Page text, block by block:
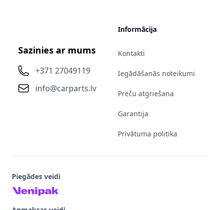
Sazinies ar mums
+371 27049119
info@carparts.lv
Informācija
Kontakti
Iegādāšanās noteikumi
Preču atgriešana
Garantija
Privātuma politika
Piegādes veidi